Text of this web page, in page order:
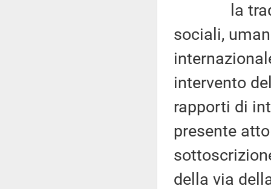
la
sociali,
intervento
rapporti di
presente
della via